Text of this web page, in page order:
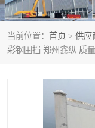
当前位置： 首页 > 供应
彩钢围挡 郑州鑫纵 质
PC多层板
建筑围挡